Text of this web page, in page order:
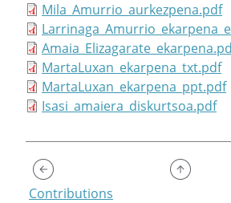
Mila_Amurrio_aurkezpena.pdf
MartaLuxan_ekarpena_txt.pdf
MartaLuxan_ekarpena_ppt.pdf
Isasi_amaiera_diskurtsoa.pdf
Contributions